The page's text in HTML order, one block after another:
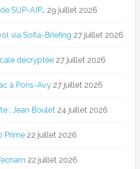
SUP-AIP… 29 juillet 2026
via Sofia-Briefing 27 juillet 2026
décryptée 27 juillet 2026
à Pons-Avy 27 juillet 2026
: Jean Boulet 24 juillet 2026
Prime 22 juillet 2026
22 juillet 2026